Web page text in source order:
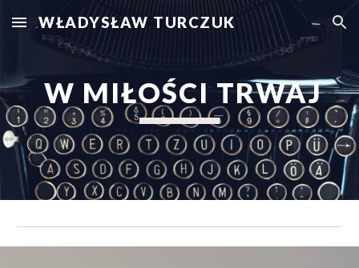
Skip to main content Skip to navigation
WŁADYSŁAW TURCZUK
W MIŁOŚCI TRWAJ